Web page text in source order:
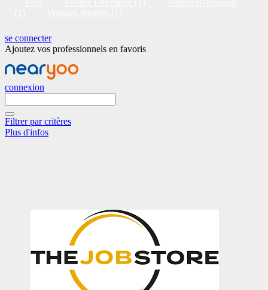
se connecter
Ajoutez vos professionnels en favoris
connexion
Filtrer par critères
Plus d'infos